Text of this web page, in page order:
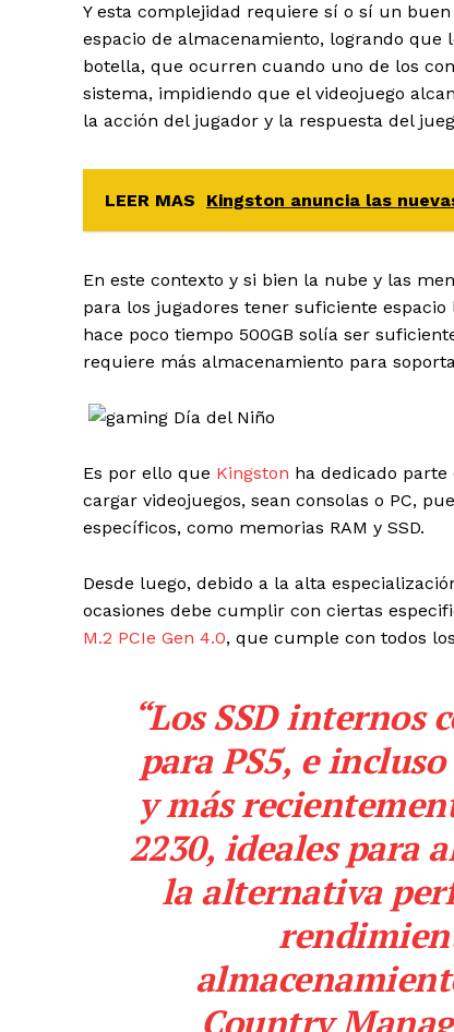
Y esta complejidad requiere sí o sí un
espacio de almacenamiento, logrando
botella, que ocurren cuando uno de los
sistema, impidiendo que el videojuego
la acción del jugador y la respuesta del
LEER MAS Kingston anuncia las
En este contexto y si bien la nube y las
para los jugadores tener suficiente
hace poco tiempo 500GB solía ser
requiere más almacenamiento para
Es por ello que Kingston ha dedicado
cargar videojuegos, sean consolas o PC,
específicos, como memorias RAM y SSD.
Desde luego, debido a la alta
ocasiones debe cumplir con ciertas
M.2 PCIe Gen 4.0, que cumple con todos
“Los SSD internos
para PS5, e
y más
2230, ideales para
la alternativa
Country